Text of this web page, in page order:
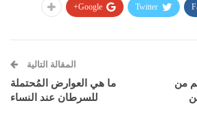
Twitter
Google+
من
المقالة التالية
ما هي العوارض المُحتملة
للسرطان عند النساء